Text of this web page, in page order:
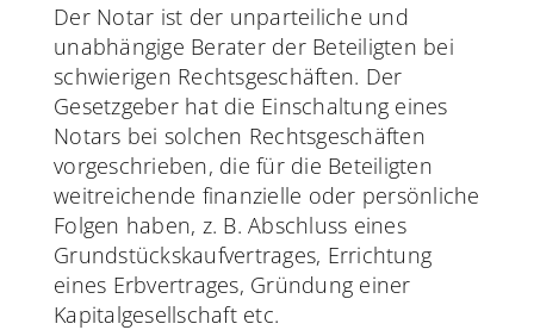
Der Notar ist der unparteiliche und
unabhängige Berater der Beteiligten bei
schwierigen Rechtsgeschäften. Der
Gesetzgeber hat die Einschaltung eines
Notars bei solchen Rechtsgeschäften
vorgeschrieben, die für die Beteiligten
weitreichende finanzielle oder persönliche
Folgen haben, z. B. Abschluss eines
Grundstückskaufvertrages, Errichtung
eines Erbvertrages, Gründung einer
Kapitalgesellschaft etc.